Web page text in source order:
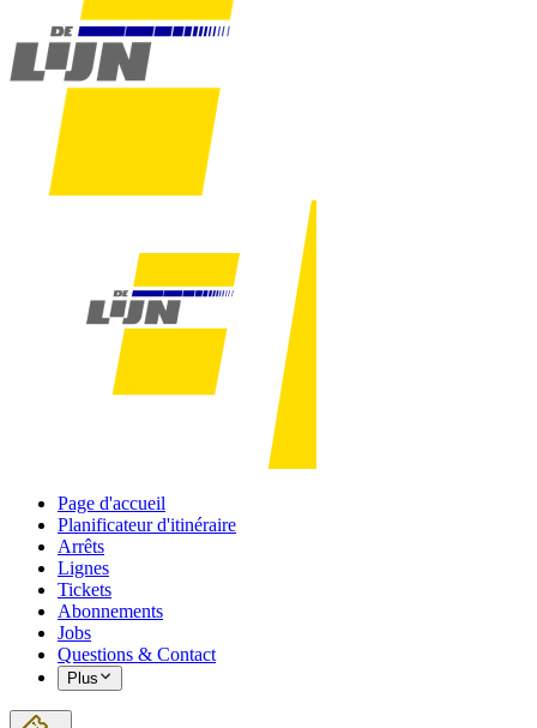
Page d'accueil
Planificateur d'itinéraire
Arrêts
Lignes
Tickets
Abonnements
Jobs
Questions & Contact
Plus